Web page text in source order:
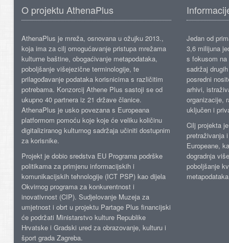
O projektu AthenaPlus
AthenaPlus je mreža, osnovana u ožujku 2013.,
koja ima za cilj omogućavanje pristupa mrežama
kulturne baštine, obogaćivanje metapodataka,
poboljšanje višejezične terminologije, te
prilagođavanje podataka korisnicima s različitim
potrebama. Konzorcij Athene Plus sastoji se od
ukupno 40 partnera iz 21 države članice.
AthenaPlus je usko povezana s Europeana
platformom pomoću koje koje će veliku količinu
digitaliziranog kulturnog sadržaja učiniti dostupnim
za korisnike.
Projekt je dobio sredstva EU Programa podrške
politikama za primjenu informacijskih i
komunikacijskih tehnologije (ICT PSP) kao dijela
Okvirnog programa za konkurentnost i
inovativnost (CIP). Sudjelovanje Muzeja za
umjetnost i obrt u projektu Partage Plus financijski
će podržati Ministarstvo kulture Republike
Hrvatske i Gradski ured za obrazovanje, kulturu i
šport grada Zagreba.
Jedan od
3,6 milijuna
s fokusom
sadržaj
posredni
arhivi,
organizacije,
uključen i
Cilj projekta
pretraživanja
Europeane,
dogradnja
poboljšanje